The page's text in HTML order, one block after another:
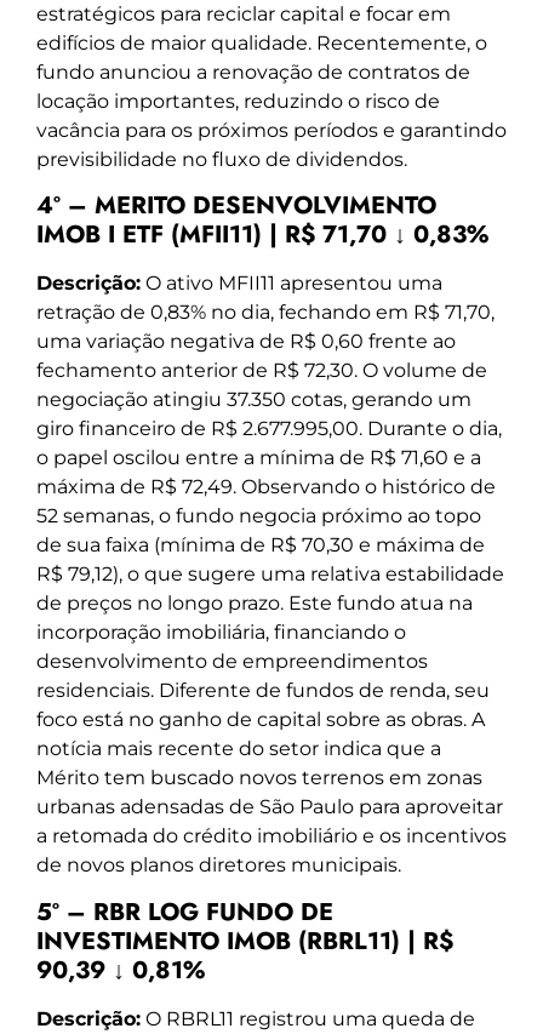
estratégicos para reciclar capital e focar em
edifícios de maior qualidade. Recentemente, o
fundo anunciou a renovação de contratos de
locação importantes, reduzindo o risco de
vacância para os próximos períodos e garantindo
previsibilidade no fluxo de dividendos.
4º – MERITO DESENVOLVIMENTO
IMOB I ETF (MFII11) | R$ 71,70 ↓ 0,83%
Descrição: O ativo MFII11 apresentou uma
retração de 0,83% no dia, fechando em R$ 71,70,
uma variação negativa de R$ 0,60 frente ao
fechamento anterior de R$ 72,30. O volume de
negociação atingiu 37.350 cotas, gerando um
giro financeiro de R$ 2.677.995,00. Durante o dia,
o papel oscilou entre a mínima de R$ 71,60 e a
máxima de R$ 72,49. Observando o histórico de
52 semanas, o fundo negocia próximo ao topo
de sua faixa (mínima de R$ 70,30 e máxima de
R$ 79,12), o que sugere uma relativa estabilidade
de preços no longo prazo. Este fundo atua na
incorporação imobiliária, financiando o
desenvolvimento de empreendimentos
residenciais. Diferente de fundos de renda, seu
foco está no ganho de capital sobre as obras. A
notícia mais recente do setor indica que a
Mérito tem buscado novos terrenos em zonas
urbanas adensadas de São Paulo para aproveitar
a retomada do crédito imobiliário e os incentivos
de novos planos diretores municipais.
5º – RBR LOG FUNDO DE
INVESTIMENTO IMOB (RBRL11) | R$
90,39 ↓ 0,81%
Descrição: O RBRL11 registrou uma queda de